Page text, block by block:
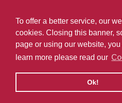
To offer a better service, our
cookies. Closing this banner,
page or using our website, you
learn more please read our
Ok!